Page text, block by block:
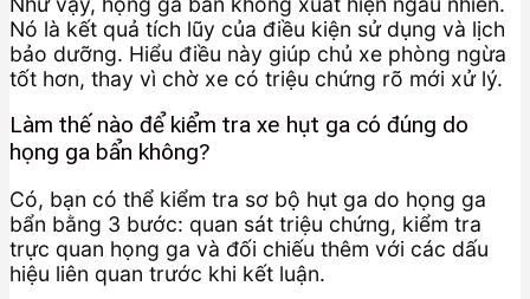
Nó là kết quả tích lũy của điều kiện sử dụng và lịch
bảo dưỡng. Hiểu điều này giúp chủ xe phòng ngừa
tốt hơn, thay vì chờ xe có triệu chứng rõ mới xử lý.
Làm thế nào để kiểm tra xe hụt ga có đúng do
họng ga bẩn không?
Có, bạn có thể kiểm tra sơ bộ hụt ga do họng ga
bẩn bằng 3 bước: quan sát triệu chứng, kiểm tra
trực quan họng ga và đối chiếu thêm với các dấu
hiệu liên quan trước khi kết luận.